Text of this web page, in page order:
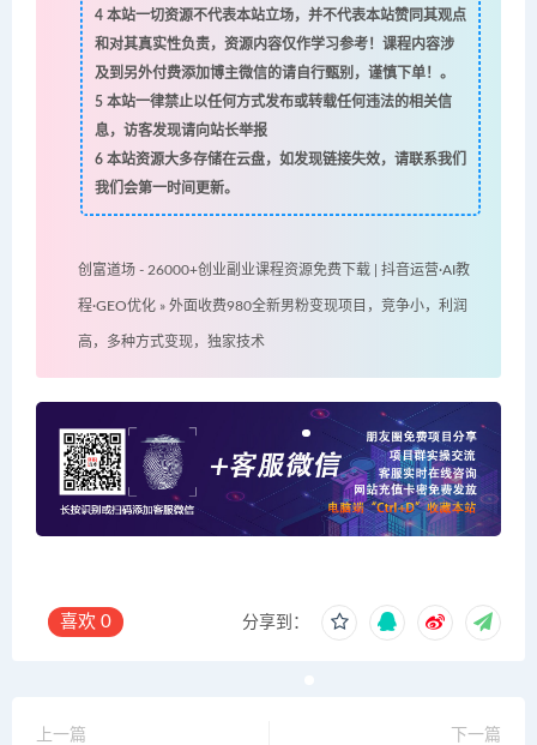
4本站一切资源不代表本站立场，并不代表本站赞同其观点
和对其真实性负责，资源内容仅作学习参考！课程内容涉
及到另外付费添加博主微信的请自行甄别，谨慎下单！。
5本站一律禁止以任何方式发布或转载任何违法的相关信
息，访客发现请向站长举报
6本站资源大多存储在云盘，如发现链接失效，请联系我们
我们会第一时间更新。
创富道场 - 26000+创业副业课程资源免费下载 | 抖音运营·AI教
程·GEO优化 » 外面收费980全新男粉变现项目，竞争小，利润
高，多种方式变现，独家技术
喜欢 0 分享到：
上一篇
下一篇